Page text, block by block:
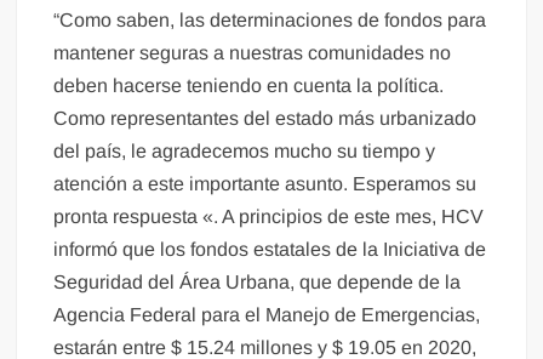
“Como saben, las determinaciones de fondos para
mantener seguras a nuestras comunidades no
deben hacerse teniendo en cuenta la política.
Como representantes del estado más urbanizado
del país, le agradecemos mucho su tiempo y
atención a este importante asunto. Esperamos su
pronta respuesta «. A principios de este mes, HCV
informó que los fondos estatales de la Iniciativa de
Seguridad del Área Urbana, que depende de la
Agencia Federal para el Manejo de Emergencias,
estarán entre $ 15.24 millones y $ 19.05 en 2020,